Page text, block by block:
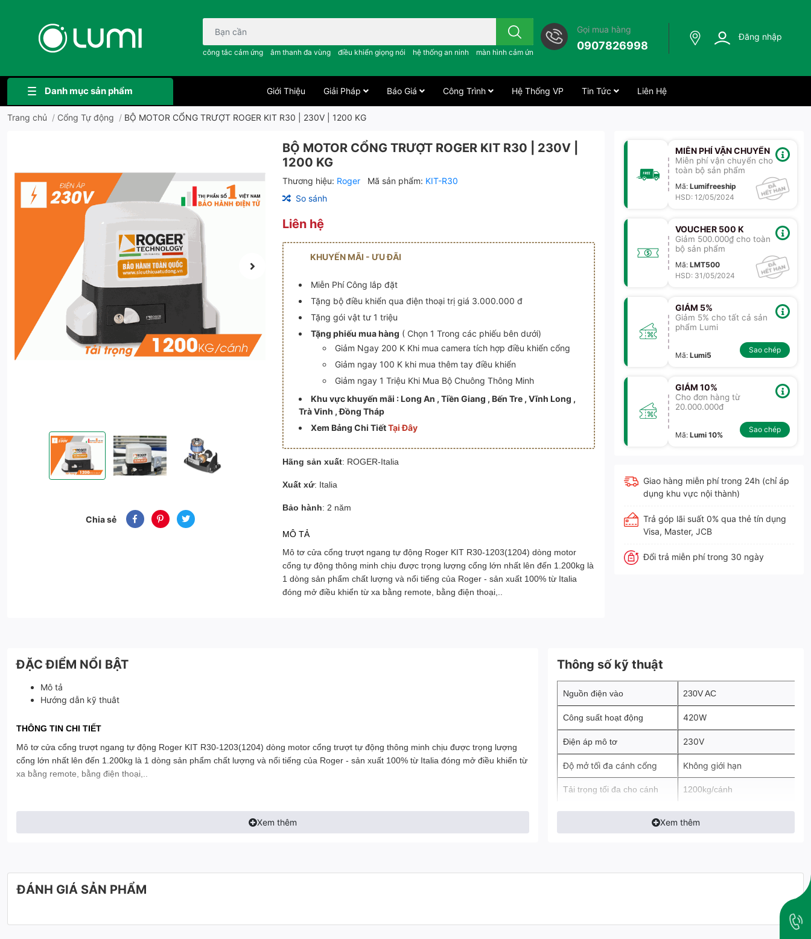
Bạn cần tìm gì..; công tắc cảm ứng..; âm thanh đa vùng ; điều khiển giọng nói ;
công tắc cảm ứng âm thanh đa vùng điều khiển giọng nói hệ thống an ninh màn hình cảm ứng
Gọi mua hàng
0907826998
Đăng nhập
Danh mục sản phẩm Giới Thiệu Giải Pháp Báo Giá Công Trình Hệ Thống VP Tin Tức Liên Hệ
Trang chủ / Cổng Tự động / BỘ MOTOR CỔNG TRƯỢT ROGER KIT R30 | 230V | 1200 KG
BỘ MOTOR CỔNG TRƯỢT ROGER KIT R30 | 230V | 1200 KG
BỘ MOTOR CỔNG TRƯỢT ROGER KIT R30 | 230V | 1200 KG
BỘ MOTOR CỔNG TRƯỢT ROGER KIT R30 | 230V | 1200 KG
Chia sẻ
BỘ MOTOR CỔNG TRƯỢT ROGER KIT R30 | 230V |
1200 KG
Thương hiệu: Roger Mã sản phẩm: KIT-R30
So sánh
Liên hệ
KHUYẾN MÃI - ƯU ĐÃI
Miễn Phí Công lắp đặt
Tặng bộ điều khiển qua điện thoại trị giá 3.000.000 đ
Tặng gói vật tư 1 triệu
Tặng phiếu mua hàng ( Chọn 1 Trong các phiếu bên dưới)
Giảm Ngay 200 K Khi mua camera tích hợp điều khiển cổng
Giảm ngay 100 K khi mua thêm tay điều khiển
Giảm ngay 1 Triệu Khi Mua Bộ Chuông Thông Minh
Khu vực khuyến mãi : Long An , Tiền Giang , Bến Tre , Vĩnh Long ,
Trà Vinh , Đồng Tháp
Xem Bảng Chi TiếtTại Đây
Hãng sản xuất: ROGER-Italia
Xuất xứ: Italia
Bảo hành: 2 năm
MÔ TẢ
Mô tơ cửa cổng trượt ngang tự động Roger KIT R30-1203(1204) dòng motor
cổng tự động thông minh chịu được trọng lượng cổng lớn nhất lên đến 1.200kg là
1 dòng sản phẩm chất lượng và nổi tiếng của Roger - sản xuất 100% từ Italia
đóng mở điều khiển từ xa bằng remote, bằng điện thoại,..
MIỄN PHÍ VẬN CHUYỂN
Miễn phí vận chuyển cho
toàn bộ sản phẩm
Mã:Lumifreeship
HSD: 12/05/2024
VOUCHER 500 K
Giảm 500.000₫ cho toàn
bộ sản phẩm
Mã:LMT500
HSD: 31/05/2024
GIẢM 5%
Giảm 5% cho tất cả sản
phẩm Lumi
Mã:Lumi5
Sao chép
GIẢM 10%
Cho đơn hàng từ
20.000.000đ
Mã:Lumi 10%
Sao chép
Giao hàng miễn phí trong 24h (chỉ áp
dụng khu vực nội thành)
Trả góp lãi suất 0% qua thẻ tín dụng
Visa, Master, JCB
Đổi trả miễn phí trong 30 ngày
ĐẶC ĐIỂM NỔI BẬT
Mô tả
Hướng dẫn kỹ thuât
THÔNG TIN CHI TIẾT
Mô tơ cửa cổng trượt ngang tự động Roger KIT R30-1203(1204) dòng motor cổng trượt tự động thông minh chịu được trọng lượng
cổng lớn nhất lên đến 1.200kg là 1 dòng sản phẩm chất lượng và nổi tiếng của Roger - sản xuất 100% từ Italia đóng mở điều khiển từ
xa bằng remote, bằng điện thoại,..
Xem thêm
Thông số kỹ thuật
Nguồn điện vào 230V AC
Công suất hoạt động 420W
Điện áp mô tơ 230V
Độ mở tối đa cánh cổng Không giới hạn
Tải trọng tối đa cho cánh 1200kg/cánh
Độ mở tối đa cánh cổng Từng phần
Mở bằng tay ( Có chìa khóa mở
Điện thông minh, Thiết bị an
Xem thêm
ĐÁNH GIÁ SẢN PHẨM